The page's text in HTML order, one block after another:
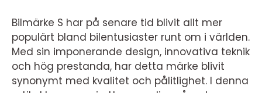
Bilmärke S har på senare tid blivit allt mer
populärt bland bilentusiaster runt om i världen.
Med sin imponerande design, innovativa teknik
och hög prestanda, har detta märke blivit
synonymt med kvalitet och pålitlighet. I denna